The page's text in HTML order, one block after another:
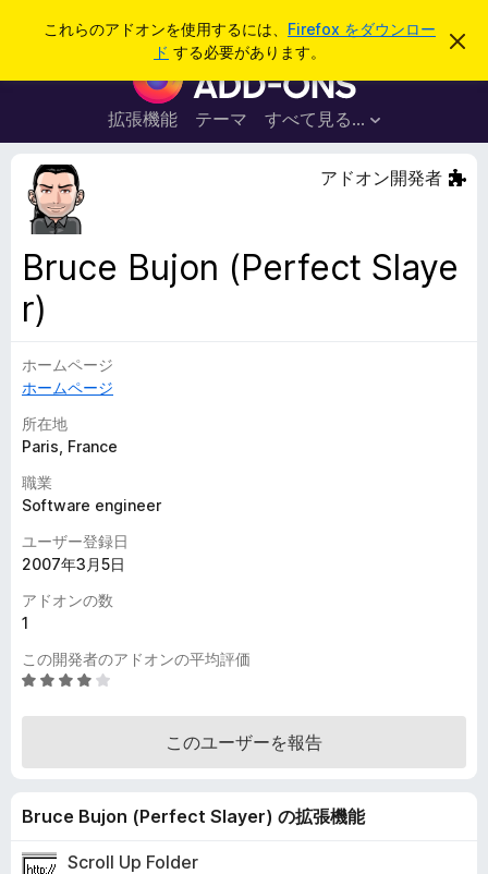
これらのアドオンを使用するには、 Firefox をダウンロー
ド する必要があります。
こ
を
じ
F
i
r
e
ラ
拡張機能 テーマ すべて見る...
ログイン
アドオン開発者
Bruce Bujon (Perfect Slaye
r)
ホームページ
ホームページ
所在地
Paris, France
職業
Software engineer
ユーザー登録日
2007年3月5日
アドオンの数
1
この開発者のアドオンの平均評価
5
3
9
評
このユーザーを報告
Bruce Bujon (Perfect Slayer) の拡張機能
Scroll Up Folder